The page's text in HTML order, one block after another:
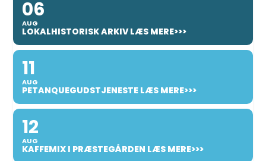
06
AUG
LOKALHISTORISK ARKIV LÆS MERE>>>
11
AUG
PETANQUEGUDSTJENESTE LÆS MERE>>>
12
AUG
KAFFEMIX I PRÆSTEGÅRDEN LÆS MERE>>>